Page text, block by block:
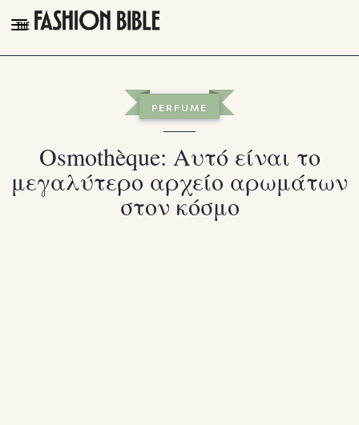
THE FASHION BIBLE
TALK OF THE TOWN
PLEASURES
PERFUME
Osmothèque: Αυτό είναι το
μεγαλύτερο αρχείο αρωμάτων
στον κόσμο